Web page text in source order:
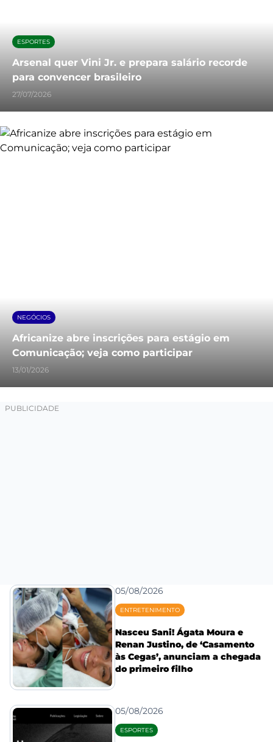
ESPORTES
Arsenal quer Vini Jr. e prepara salário recorde
para convencer brasileiro
27/07/2026
NEGÓCIOS
Africanize abre inscrições para estágio em
Comunicação; veja como participar
13/01/2026
05/08/2026
ENTRETENIMENTO
Nasceu Sani! Ágata Moura e
Renan Justino, de ‘Casamento
às Cegas’, anunciam a chegada
do primeiro filho
05/08/2026
ESPORTES